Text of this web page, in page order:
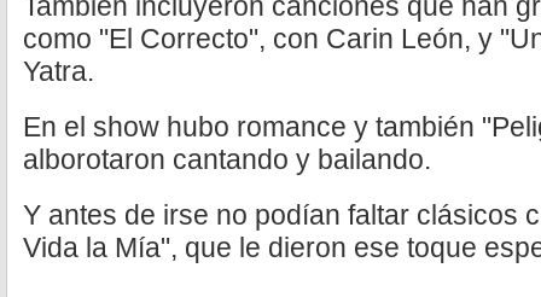
como "El Correcto", con Carin León, y
Yatra.
En el show hubo romance y también
alborotaron cantando y bailando.
Y antes de irse no podían faltar clásicos
Vida la Mía", que le dieron ese toque